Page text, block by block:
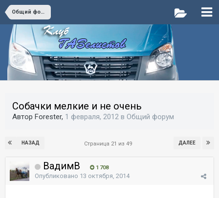
Общий форум
Собачки мелкие и не очень
Автор Forester, 1 февраля, 2012 в Общий форум
НАЗАД ДАЛЕЕ
Страница 21 из 49
ВадимВ 1 708
Опубликовано 13 октября, 2014